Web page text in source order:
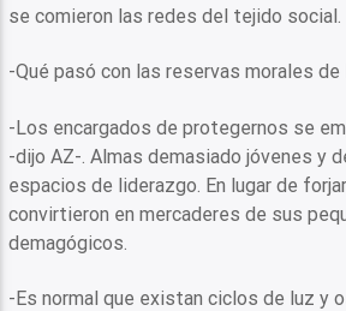
se comieron las redes del tejido social.
-Qué pasó con las reservas morales de
-Los encargados de protegernos se
-dijo AZ-. Almas demasiado jóvenes y
espacios de liderazgo. En lugar de
convirtieron en mercaderes de sus
demagógicos.
-Es normal que existan ciclos de luz y